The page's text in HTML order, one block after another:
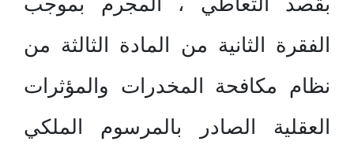
الفقرة الثانية من المادة الثالثة من
نظام مكافحة المخدرات والمؤثرات
العقلية الصادر بالمرسوم الملكي